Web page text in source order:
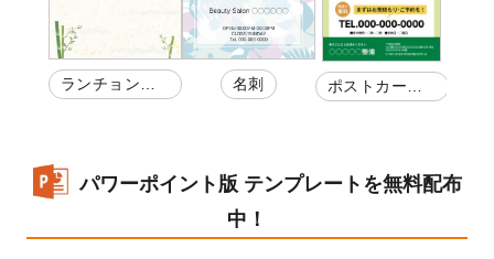
ランチョンマ
ット
名刺
ポストカー
ド・はがきDM
パワーポイント版 テンプレートを無料配布
中！